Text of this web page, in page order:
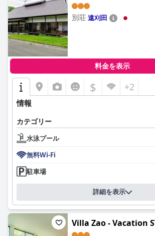
別荘 遠刈田
料金を表示
$ +2
情報
カテゴリー
水泳プール
無料Wi-Fi
駐車場
詳細を表示
Villa Zao - Vacation